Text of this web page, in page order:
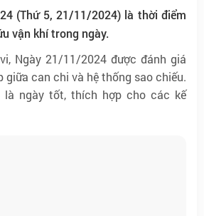
(Thứ 5, 21/11/2024) là thời điểm
vận khí trong ngày.
Ngày 21/11/2024 được đánh giá
giữa can chi và hệ thống sao chiếu.
là ngày tốt, thích hợp cho các kế